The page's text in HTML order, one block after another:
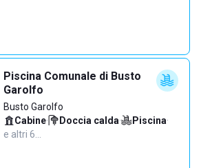
Piscina Comunale di Busto
Garolfo
Busto Garolfo
Cabine· Doccia calda· Piscina·
e altri 6…